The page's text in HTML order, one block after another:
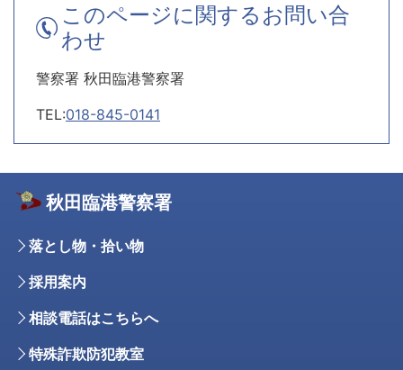
このページに関するお問い合
わせ
警察署 秋田臨港警察署
TEL:018-845-0141
秋田臨港警察署
落とし物・拾い物
採用案内
相談電話はこちらへ
特殊詐欺防犯教室